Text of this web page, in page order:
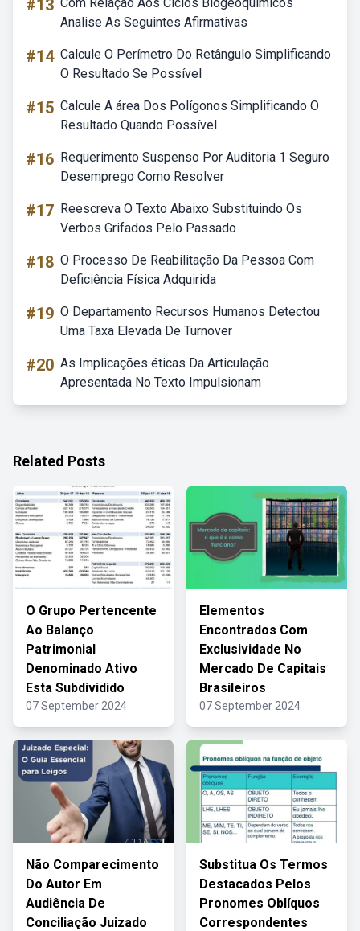
#13
Analise As Seguintes Afirmativas
#14 Calcule O Perímetro Do Retângulo Simplificando
O Resultado Se Possível
#15 Calcule A área Dos Polígonos Simplificando O
Resultado Quando Possível
#16 Requerimento Suspenso Por Auditoria 1 Seguro
Desemprego Como Resolver
#17 Reescreva O Texto Abaixo Substituindo Os
Verbos Grifados Pelo Passado
#18 O Processo De Reabilitação Da Pessoa Com
Deficiência Física Adquirida
#19 O Departamento Recursos Humanos Detectou
Uma Taxa Elevada De Turnover
#20 As Implicações éticas Da Articulação
Apresentada No Texto Impulsionam
Related Posts
O Grupo Pertencente
Ao Balanço
Patrimonial
Denominado Ativo
Esta Subdividido
07 September 2024
Elementos
Encontrados Com
Exclusividade No
Mercado De Capitais
Brasileiros
07 September 2024
Não Comparecimento
Do Autor Em
Audiência De
Conciliação Juizado
Substitua Os Termos
Destacados Pelos
Pronomes Oblíquos
Correspondentes